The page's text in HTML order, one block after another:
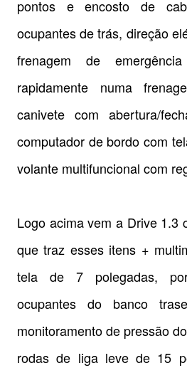
pontos e encosto de
ocupantes de trás, direção
frenagem de
rapidamente numa
canivete com abertura/
computador de bordo com
volante multifuncional com
Logo acima vem a Drive 1.3
que traz esses itens +
tela de 7 polegadas,
ocupantes do banco
monitoramento de pressão
rodas de liga leve de 15